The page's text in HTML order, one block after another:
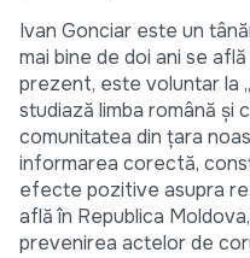
Ivan Gonciar este un
mai bine de doi ani se
prezent, este voluntar la
studiază limba română și
comunitatea din țara
informarea corectă,
efecte pozitive asupra
află în Republica
prevenirea actelor de